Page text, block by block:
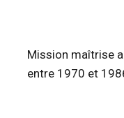
Mission maîtrise
entre 1970 et